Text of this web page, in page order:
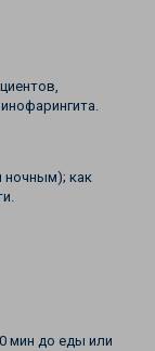
ночным); как
мин до еды или